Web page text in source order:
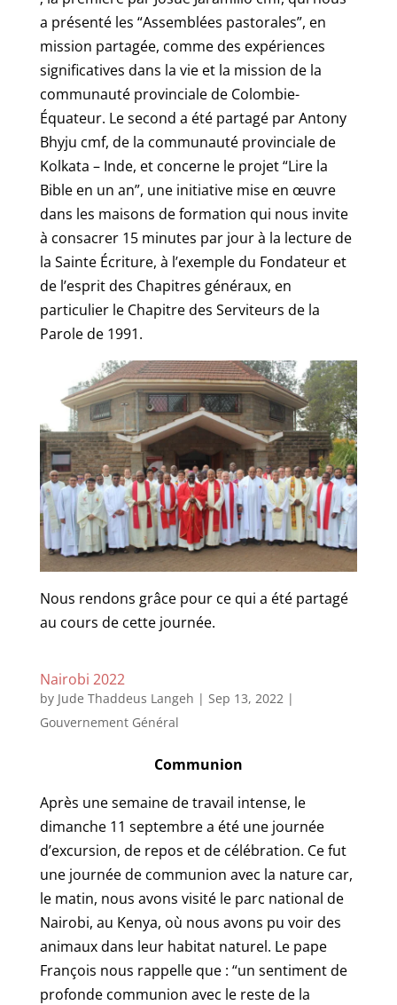
a présenté les “Assemblées pastorales”, en
mission partagée, comme des expériences
significatives dans la vie et la mission de la
communauté provinciale de Colombie-
Équateur. Le second a été partagé par Antony
Bhyju cmf, de la communauté provinciale de
Kolkata – Inde, et concerne le projet “Lire la
Bible en un an”, une initiative mise en œuvre
dans les maisons de formation qui nous invite
à consacrer 15 minutes par jour à la lecture de
la Sainte Écriture, à l’exemple du Fondateur et
de l’esprit des Chapitres généraux, en
particulier le Chapitre des Serviteurs de la
Parole de 1991.
Nous rendons grâce pour ce qui a été partagé
au cours de cette journée.
Nairobi 2022
by Jude Thaddeus Langeh | Sep 13, 2022|
Gouvernement Général
Communion
Après une semaine de travail intense, le
dimanche 11 septembre a été une journée
d’excursion, de repos et de célébration. Ce fut
une journée de communion avec la nature car,
le matin, nous avons visité le parc national de
Nairobi, au Kenya, où nous avons pu voir des
animaux dans leur habitat naturel. Le pape
François nous rappelle que : “un sentiment de
profonde communion avec le reste de la